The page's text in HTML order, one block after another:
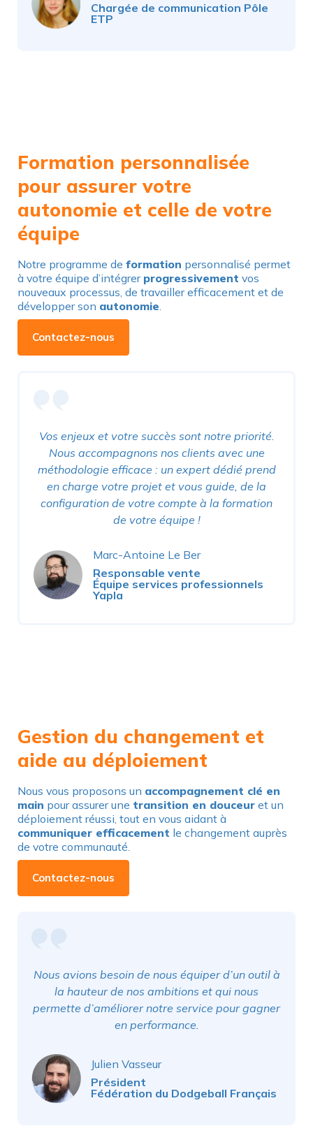
Chargée de communication Pôle
ETP
Vos enjeux et votre succès sont notre priorité.
Nous accompagnons nos clients avec une
méthodologie efficace : un expert dédié prend
en charge votre projet et vous guide, de la
configuration de votre compte à la formation
de votre équipe !
Marc-Antoine Le Ber
Responsable vente
Équipe services professionnels
Yapla
Formation personnalisée
pour assurer votre
autonomie et celle de votre
équipe
Notre programme de formation personnalisé permet
à votre équipe d’intégrer progressivement vos
nouveaux processus, de travailler efficacement et de
développer son autonomie
Contactez-nous
Gestion du changement et
aide au déploiement
Nous vous proposons un accompagnement clé en
main pour assurer une transition en douceur et un
déploiement réussi, tout en vous aidant à
communiquer efficacement le changement auprès
de votre communauté.
Contactez-nous
Nous avions besoin de nous équiper d’un outil à
la hauteur de nos ambitions et qui nous
permette d’améliorer notre service pour gagner
en performance.
Julien Vasseur
Président
Fédération du Dodgeball Français